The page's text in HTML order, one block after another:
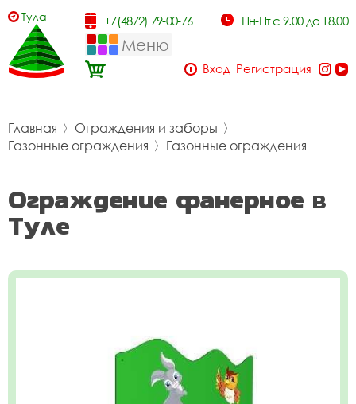
Тула +7(4872) 79-00-76 Пн-Пт с 9.00 до 18.00
Меню
Вход Регистрация
Главная 〉 Ограждения и заборы 〉
Газонные ограждения 〉 Газонные ограждения
Ограждение фанерное в
Туле